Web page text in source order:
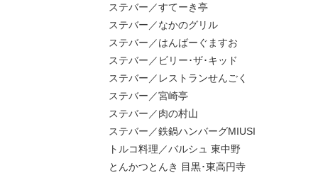
ステバー／すてーき亭
ステバー／なかのグリル
ステバー／はんばーぐますお
ステバー／ビリー･ザ･キッド
ステバー／レストランせんごく
ステバー／宮崎亭
ステバー／肉の村山
ステバー／鉄鍋ハンバーグMIUSI
トルコ料理／バルシュ 東中野
とんかつとんき 目黒･東高円寺